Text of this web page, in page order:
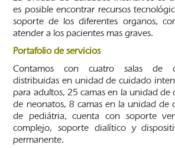
es posible encontrar recursos
soporte de los diferentes organos,
atender a los pacientes mas graves.
Portafolio de servicios
Contamos con cuatro salas de
distribuidas en unidad de cuidado
para adultos, 25 camas en la unidad de
de neonatos, 8 camas en la unidad de
de pediátria, cuenta con soporte
complejo, soporte dialítico y
permanente.